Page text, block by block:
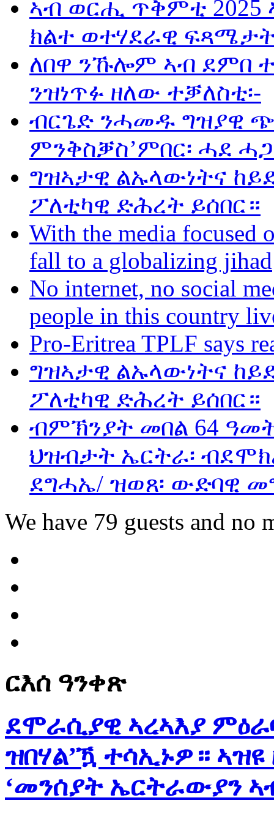
ኣብ ወርሒ ጥቅምቲ 2025
ክልተ ወተሃደራዊ
ለበዋ ንኹሎም ኣብ ደምበ
ንዝነጥፉ ዘለው ተቓለስቲ፡-
ብርጌድ ንሓመዱ ግዝያዊ
ምንቅስቓስ’ምበር፡ ሓደ
ግዝኣታዊ ልኡላውነትና
ፖለቲካዊ ድሕረት ይሰበር።
With the media focused
fall to a globalizing jihad
No internet, no social
people in this country
Pro-Eritrea TPLF says
ግዝኣታዊ ልኡላውነትና
ፖለቲካዊ ድሕረት ይሰበር።
ብምኽንያት መበል 64
ህዝብታት ኤርትራ፡
ደግሓኤ/ ዝወጸ፡ ውድባዊ
We have 79 guests and no
ርእሰ ዓንቀጽ
ደሞራሲያዊ ኣረኣእያ
ዝበሃል’ዃ ተሳኢኑዎ።
‘መንሰያት ኤርትራውያን